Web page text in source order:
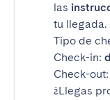
las
tu llegada.
Tipo de
Check-in:
Check-out:
¿Llegas